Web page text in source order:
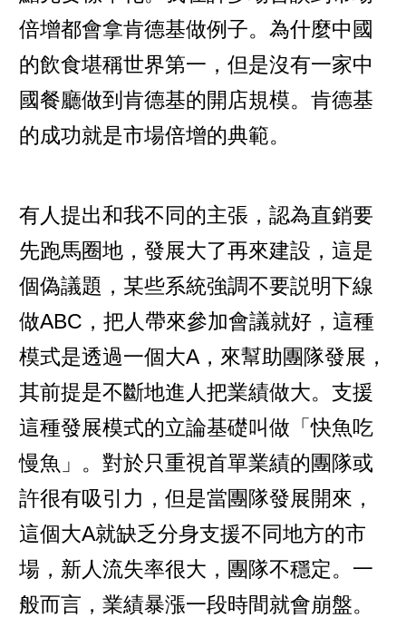
倍增都會拿肯德基做例子。為什麼中國
的飲食堪稱世界第一，但是沒有一家中
國餐廳做到肯德基的開店規模。肯德基
的成功就是市場倍增的典範。
有人提出和我不同的主張，認為直銷要
先跑馬圈地，發展大了再來建設，這是
個偽議題，某些系統強調不要説明下線
做ABC，把人帶來參加會議就好，這種
模式是透過一個大A，來幫助團隊發展，
其前提是不斷地進人把業績做大。支援
這種發展模式的立論基礎叫做「快魚吃
慢魚」。對於只重視首單業績的團隊或
許很有吸引力，但是當團隊發展開來，
這個大A就缺乏分身支援不同地方的市
場，新人流失率很大，團隊不穩定。一
般而言，業績暴漲一段時間就會崩盤。